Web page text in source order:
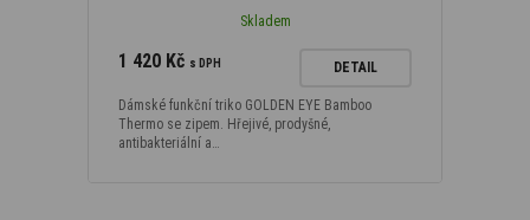
Skladem
1 420 Kč s DPH DETAIL
Dámské funkční triko GOLDEN EYE Bamboo
Thermo se zipem. Hřejivé, prodyšné,
antibakteriální a…